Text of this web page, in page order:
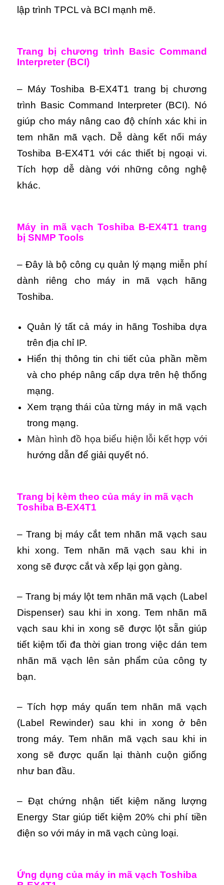
lập trình TPCL và BCI mạnh mẽ.
Trang bị chương trình Basic Command
Interpreter (BCI)
– Máy Toshiba B-EX4T1 trang bị chương
trình Basic Command Interpreter (BCI). Nó
giúp cho máy nâng cao độ chính xác khi in
tem nhãn mã vạch. Dễ dàng kết nối máy
Toshiba B-EX4T1 với các thiết bị ngoại vi.
Tích hợp dễ dàng với những công nghệ
khác.
Máy in mã vạch Toshiba B-EX4T1 trang
bị SNMP Tools
– Đây là bộ công cụ quản lý mạng miễn phí
dành riêng cho máy in mã vạch hãng
Toshiba.
Quản lý tất cả máy in hãng Toshiba dựa
trên địa chỉ IP.
Hiển thị thông tin chi tiết của phần mềm
và cho phép nâng cấp dựa trên hệ thống
mạng.
Xem trạng thái của từng máy in mã vạch
trong mạng.
Màn hình đồ họa biểu hiện lỗi kết hợp với
hướng dẫn để giải quyết nó.
Trang bị kèm theo của máy in mã vạch
Toshiba B-EX4T1
– Trang bị máy cắt tem nhãn mã vạch sau
khi xong. Tem nhãn mã vạch sau khi in
xong sẽ được cắt và xếp lại gọn gàng.
– Trang bị máy lột tem nhãn mã vạch (Label
Dispenser) sau khi in xong. Tem nhãn mã
vạch sau khi in xong sẽ được lột sẵn giúp
tiết kiệm tối đa thời gian trong việc dán tem
nhãn mã vạch lên sản phẩm của công ty
bạn.
– Tích hợp máy quấn tem nhãn mã vạch
(Label Rewinder) sau khi in xong ở bên
trong máy. Tem nhãn mã vạch sau khi in
xong sẽ được quấn lại thành cuộn giống
như ban đầu.
– Đạt chứng nhận tiết kiệm năng lượng
Energy Star giúp tiết kiệm 20% chi phí tiền
điện so với máy in mã vạch cùng loại.
Ứng dụng của máy in mã vạch Toshiba